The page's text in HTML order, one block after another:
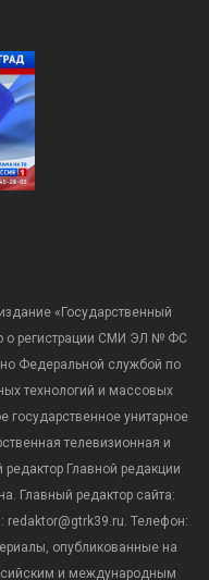
«Государственный
о регистрации СМИ ЭЛ № ФС
Федеральной службой по
технологий и массовых
государственное унитарное
телевизионная и
Главной редакции
Главный редактор сайта:
redaktor@gtrk39.ru. Телефон:
опубликованные на
и международным